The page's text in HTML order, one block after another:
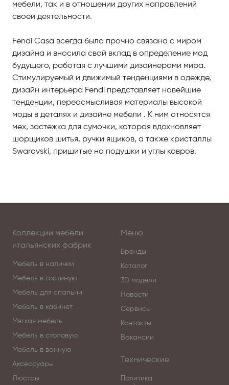
мебели, так и в отношении других направлений
своей деятельности.
Fendi Casa всегда была прочно связана с миром
дизайна и вносила свой вклад в определение мод
будущего, работая с лучшими дизайнерами мира.
Стимулируемый и движимый тенденциями в одежде,
дизайн интерьера Fendi представляет новейшие
тенденции, переосмысливая материалы высокой
моды в деталях и дизайне мебели . К ним относятся
мех, застежка для сумочки, которая вдохновляет
шорщиков шитья, ручки ящиков, а также кристаллы
Swarovski, пришитые на подушки и углы ковров.
Коллекции мебели
итальянских фабрик
Мебель в наличии
Мебель в гостиную
Мебель для спальни
Мебель в кабинет
Мягкая мебель
Мебель в столовую
Мебель в ванную
Аксессуары
Люстры
Меню
Бренды
Каталог
3D модели
Новости
Сервисы
Контакты
Вакансии
Технические
Политика